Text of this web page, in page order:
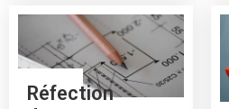
Réfection